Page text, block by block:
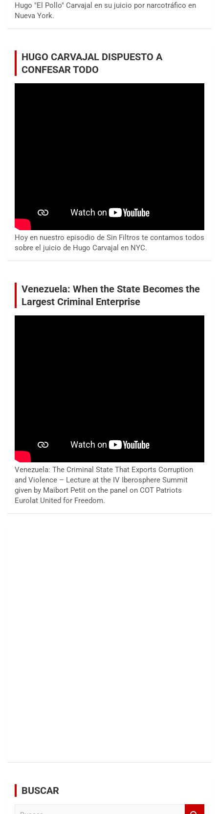
Hugo "El Pollo" Carvajal en su juicio por narcotráfico en
Nueva York.
HUGO CARVAJAL DISPUESTO A
CONFESAR TODO
Hoy en nuestro episodio de Sin Filtros te contamos todos
sobre el juicio de Hugo Carvajal en NYC.
Venezuela: When the State Becomes the
Largest Criminal Enterprise
Venezuela: The Criminal State That Exports Corruption
and Violence – Lecture at the IV Iberosphere Summit
given by Maibort Petit on the panel on COT Patriots
Eurolat United for Freedom.
BUSCAR